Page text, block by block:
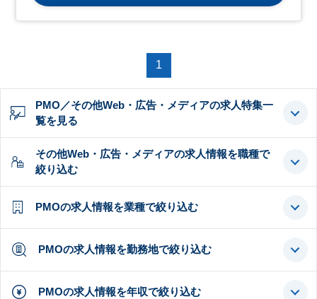
1
PMO／その他Web・広告・メディアの求人特集一
覧を見る
その他Web・広告・メディアの求人情報を職種で
絞り込む
PMOの求人情報を業種で絞り込む
PMOの求人情報を勤務地で絞り込む
PMOの求人情報を年収で絞り込む